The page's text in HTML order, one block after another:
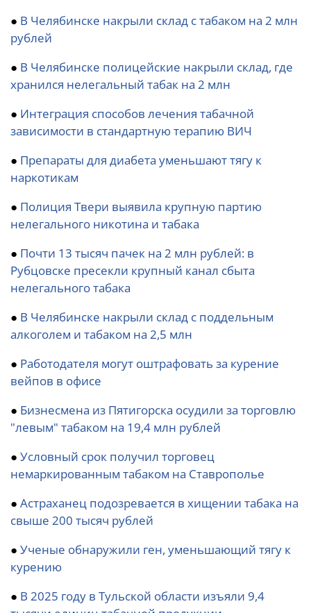
● В Челябинске накрыли склад с табаком на 2 млн
рублей
● В Челябинске полицейские накрыли склад, где
хранился нелегальный табак на 2 млн
● Интеграция способов лечения табачной
зависимости в стандартную терапию ВИЧ
● Препараты для диабета уменьшают тягу к
наркотикам
● Полиция Твери выявила крупную партию
нелегального никотина и табака
● Почти 13 тысяч пачек на 2 млн рублей: в
Рубцовске пресекли крупный канал сбыта
нелегального табака
● В Челябинске накрыли склад с поддельным
алкоголем и табаком на 2,5 млн
● Работодателя могут оштрафовать за курение
вейпов в офисе
● Бизнесмена из Пятигорска осудили за торговлю
"левым" табаком на 19,4 млн рублей
● Условный срок получил торговец
немаркированным табаком на Ставрополье
● Астраханец подозревается в хищении табака на
свыше 200 тысяч рублей
● Ученые обнаружили ген, уменьшающий тягу к
курению
● В 2025 году в Тульской области изъяли 9,4